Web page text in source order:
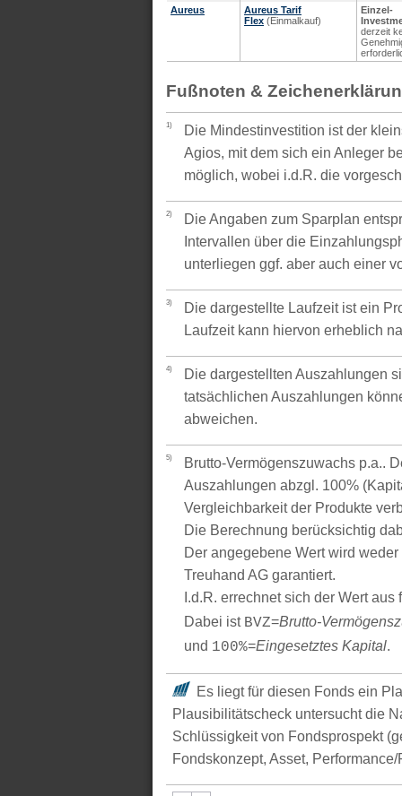
Aureus
Aureus Tarif
Flex (Einmalkauf)
Einzel-
derzeit
Fußnoten &
1)
Die Mindestinvestition ist der
Agios, mit dem sich ein Anleger
möglich, wobei i.d.R. die
2)
Die Angaben zum Sparplan
Intervallen über die
unterliegen ggf. aber auch einer
3)
Die dargestellte Laufzeit ist ein
Laufzeit kann hiervon erheblich
4)
Die dargestellten Auszahlungen
tatsächlichen Auszahlungen
abweichen.
5)
Brutto-Vermögenszuwachs p.a..
Auszahlungen abzgl. 100%
Vergleichbarkeit der Produkte
Die Berechnung berücksichtig
Der angegebene Wert wird
Treuhand AG garantiert.
I.d.R. errechnet sich der Wert
Dabei ist BVZ=Brutto-
und 100%=Eingesetztes Kapital.
Es liegt für diesen Fonds ein
Plausibilitätscheck untersucht die
Schlüssigkeit von Fondsprospekt
Fondskonzept, Asset,